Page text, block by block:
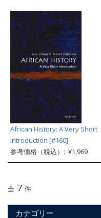
African History: A Very Short
Introduction [#160]
参考価格（税込）: ¥1,969
全 7 件
カテゴリー